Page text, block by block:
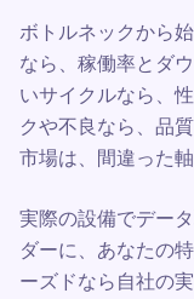
ボトルネックから
なら、稼働率とダ
いサイクルなら、
クや不良なら、品
市場は、間違った
実際の設備でデー
ダーに、あなたの
ーズドなら自社の